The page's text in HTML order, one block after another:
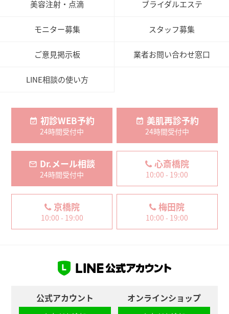
美容注射・点滴 ブライダルエステ
モニター募集 スタッフ募集
ご意見掲示板 業者お問い合わせ窓口
LINE相談の使い方
初診WEB予約
24時間受付中
美肌再診予約
24時間受付中
Dr.メール相談
24時間受付中
心斎橋院
10:00 - 19:00
京橋院
10:00 - 19:00
梅田院
10:00 - 19:00
公式アカウント オンラインショップ